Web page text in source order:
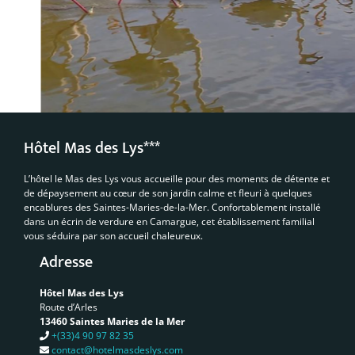
Hôtel Mas des Lys***
L’hôtel le Mas des Lys vous accueille pour des moments de détente et
de dépaysement au cœur de son jardin calme et fleuri à quelques
encablures des Saintes-Maries-de-la-Mer. Confortablement installé
dans un écrin de verdure en Camargue, cet établissement familial
vous séduira par son accueil chaleureux.
Adresse
Hôtel Mas des Lys
Route d’Arles
13460 Saintes Maries de la Mer
+(33)4 90 97 82 35
contact@hotelmasdeslys.com